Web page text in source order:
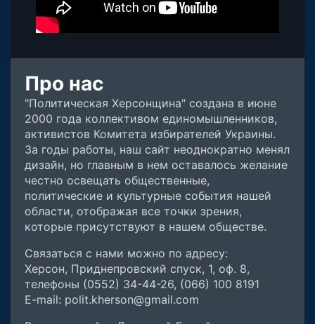
Про нас
"Политическая Херсонщина" создана в июне
2000 года коллективом единомышленников,
активистов Комитета избирателей Украины.
За годы работы, наш сайт неоднократно менял
дизайн, но главным в нем оставалось желание
честно освещать общественные,
политические и культурные события нашей
области, отображая все точки зрения,
которые присутствуют в нашем обществе.
Связаться с нами можно по адресу:
Херсон, Приднепровский спуск, 1, оф. 8,
телефоны (0552) 34-44-26, (066) 100 8191
E-mail: polit.kherson@gmail.com